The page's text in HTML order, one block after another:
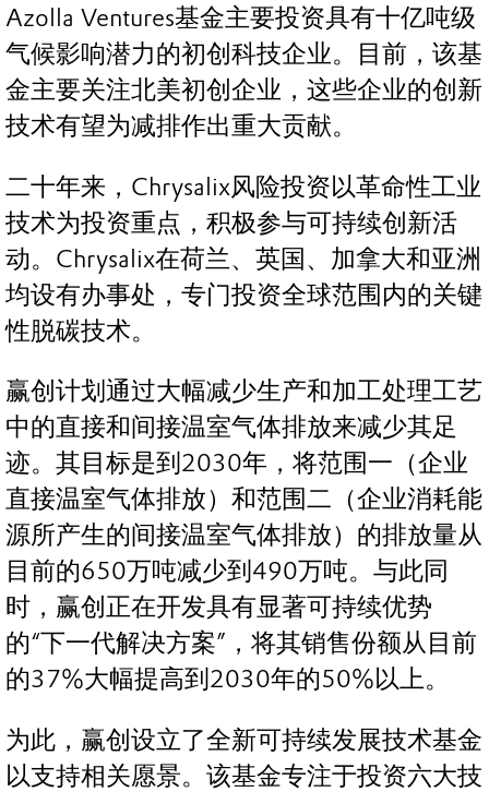
Azolla Ventures基金主要投资具有十亿吨级
气候影响潜力的初创科技企业。目前，该基
金主要关注北美初创企业，这些企业的创新
技术有望为减排作出重大贡献。
二十年来，Chrysalix风险投资以革命性工业
技术为投资重点，积极参与可持续创新活
动。Chrysalix在荷兰、英国、加拿大和亚洲
均设有办事处，专门投资全球范围内的关键
性脱碳技术。
赢创计划通过大幅减少生产和加工处理工艺
中的直接和间接温室气体排放来减少其足
迹。其目标是到2030年，将范围一（企业
直接温室气体排放）和范围二（企业消耗能
源所产生的间接温室气体排放）的排放量从
目前的650万吨减少到490万吨。与此同
时，赢创正在开发具有显著可持续优势
的“下一代解决方案”，将其销售份额从目前
的37%大幅提高到2030年的50%以上。
为此，赢创设立了全新可持续发展技术基金
以支持相关愿景。该基金专注于投资六大技